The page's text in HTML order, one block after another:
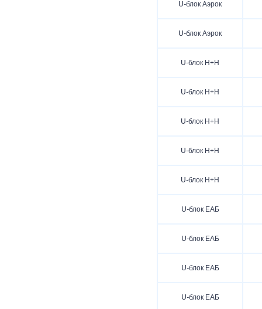
U-блок Аэрок
U-блок Аэрок
U-блок Н+Н
U-блок Н+Н
U-блок Н+Н
U-блок Н+Н
U-блок Н+Н
U-блок ЕАБ
U-блок ЕАБ
U-блок ЕАБ
U-блок ЕАБ